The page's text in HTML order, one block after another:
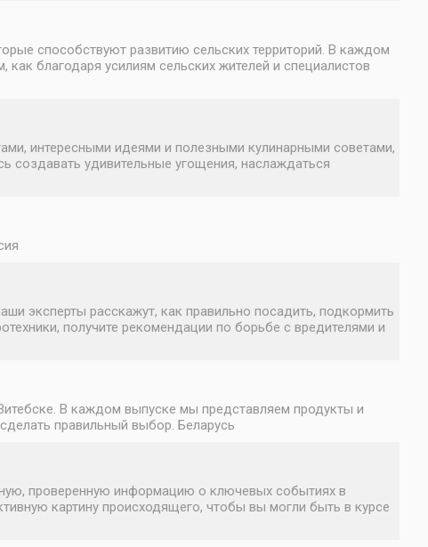
способствуют развитию сельских территорий. В каждом
благодаря усилиям сельских жителей и специалистов
интересными идеями и полезными кулинарными советами,
создавать удивительные угощения, наслаждаться
эксперты расскажут, как правильно посадить, подкормить
получите рекомендации по борьбе с вредителями и
В каждом выпуске мы представляем продукты и
правильный выбор. Беларусь
проверенную информацию о ключевых событиях в
картину происходящего, чтобы вы могли быть в курсе